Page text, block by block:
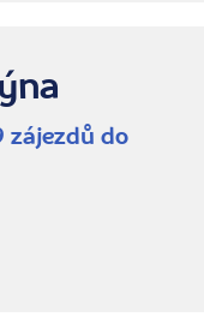
zájezdů do